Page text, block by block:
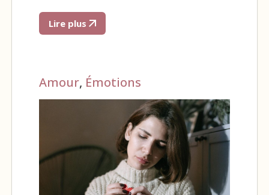
Lire plus
Amour, Émotions